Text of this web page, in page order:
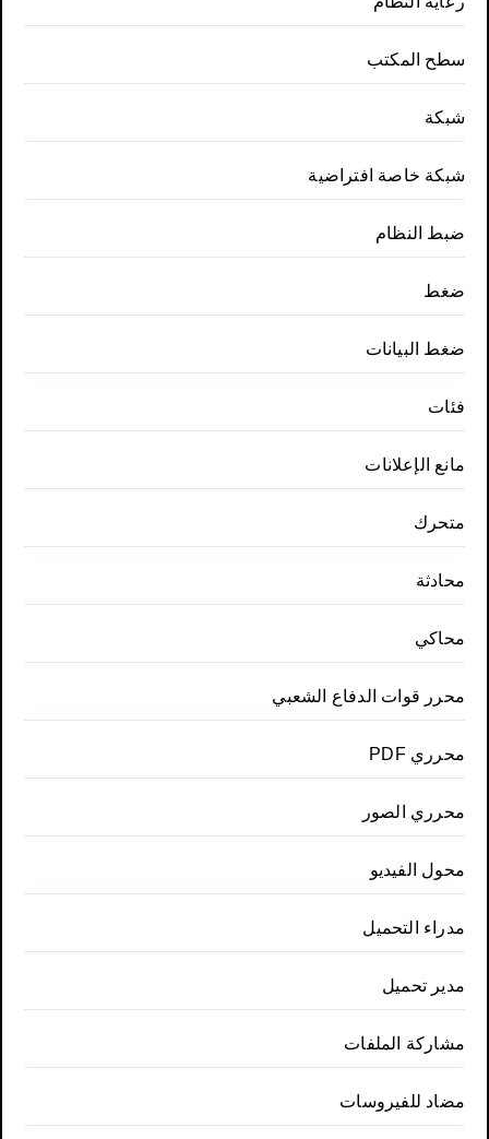
سطح المكتب
شبكة
شبكة خاصة افتراضية
ضبط النظام
ضغط
ضغط البيانات
فئات
مانع الإعلانات
متحرك
محادثة
محاكي
محرر قوات الدفاع الشعبي
محرري PDF
محرري الصور
محول الفيديو
مدراء التحميل
مدير تحميل
مشاركة الملفات
مضاد للفيروسات